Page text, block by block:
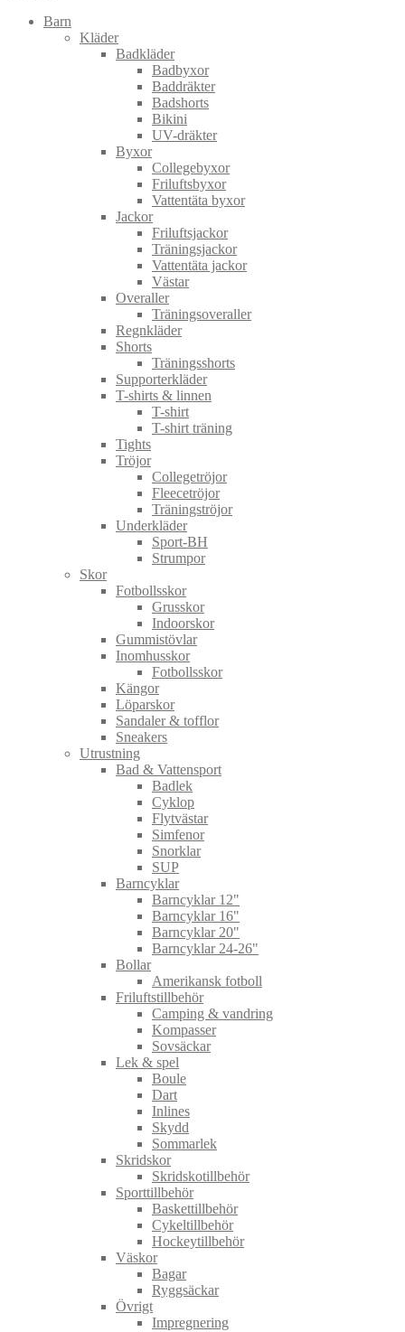
Barn
Kläder
Badkläder
Badbyxor
Baddräkter
Badshorts
Bikini
UV-dräkter
Byxor
Collegebyxor
Friluftsbyxor
Vattentäta byxor
Jackor
Friluftsjackor
Träningsjackor
Vattentäta jackor
Västar
Overaller
Träningsoveraller
Regnkläder
Shorts
Träningsshorts
Supporterkläder
T-shirts & linnen
T-shirt
T-shirt träning
Tights
Tröjor
Collegetröjor
Fleecetröjor
Träningströjor
Underkläder
Sport-BH
Strumpor
Skor
Fotbollsskor
Grusskor
Indoorskor
Gummistövlar
Inomhusskor
Fotbollsskor
Kängor
Löparskor
Sandaler & tofflor
Sneakers
Utrustning
Bad & Vattensport
Badlek
Cyklop
Flytvästar
Simfenor
Snorklar
SUP
Barncyklar
Barncyklar 12"
Barncyklar 16"
Barncyklar 20"
Barncyklar 24-26"
Bollar
Amerikansk fotboll
Friluftstillbehör
Camping & vandring
Kompasser
Sovsäckar
Lek & spel
Boule
Dart
Inlines
Skydd
Sommarlek
Skridskor
Skridskotillbehör
Sporttillbehör
Baskettillbehör
Cykeltillbehör
Hockeytillbehör
Väskor
Bagar
Ryggsäckar
Övrigt
Impregnering